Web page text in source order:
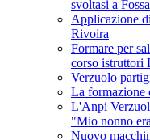
svoltasi a
Applicazione
Rivoira
Formare per
corso istruttori
Verzuolo
La formazione
L'Anpi
"Mio nonno
Nuovo